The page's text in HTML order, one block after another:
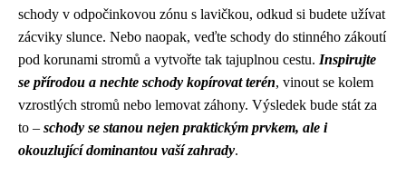
schody v odpočinkovou zónu s lavičkou, odkud si budete užívat
zácviky slunce. Nebo naopak, veďte schody do stinného zákoutí
pod korunami stromů a vytvořte tak tajuplnou cestu. Inspirujte
se přírodou a nechte schody kopírovat terén, vinout se kolem
vzrostlých stromů nebo lemovat záhony. Výsledek bude stát za
to – schody se stanou nejen praktickým prvkem, ale i
okouzlující dominantou vaší zahrady.